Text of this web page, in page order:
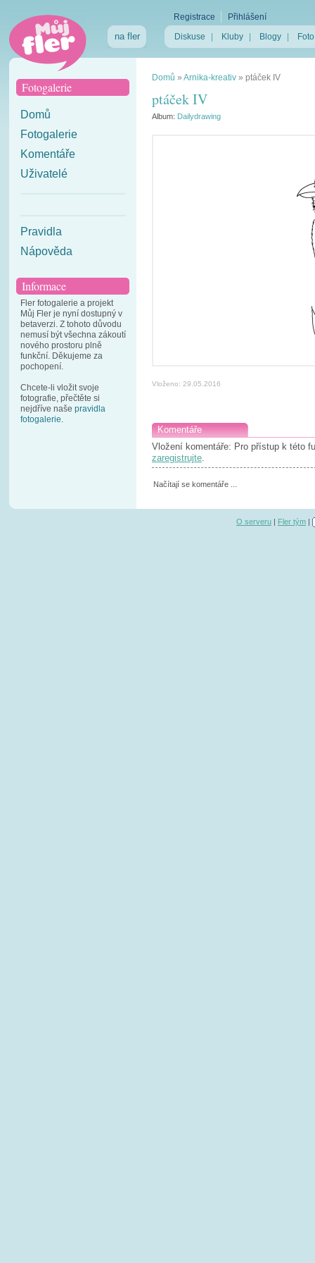
na fler
Registrace
Přihlášení
Diskuse
Kluby Blogy Foto
Fotogalerie
Domů
Fotogalerie
Komentáře
Uživatelé
Pravidla
Nápověda
Informace
Fler fotogalerie a projekt
Můj Fler je nyní dostupný v
betaverzi. Z tohoto důvodu
nemusí být všechna zákoutí
nového prostoru plně
funkční. Děkujeme za
pochopení.
Chcete-li vložit svoje
fotografie, přečtěte si
nejdříve naše pravidla
fotogalerie.
Domů » Arnika-kreativ » ptáček IV
ptáček IV
Album: Dailydrawing
Vloženo: 29.05.2016
Komentáře
Vložení komentáře: Pro přístup k této
zaregistrujte.
Načítají se komentáře ...
O serveru | Fler tým |